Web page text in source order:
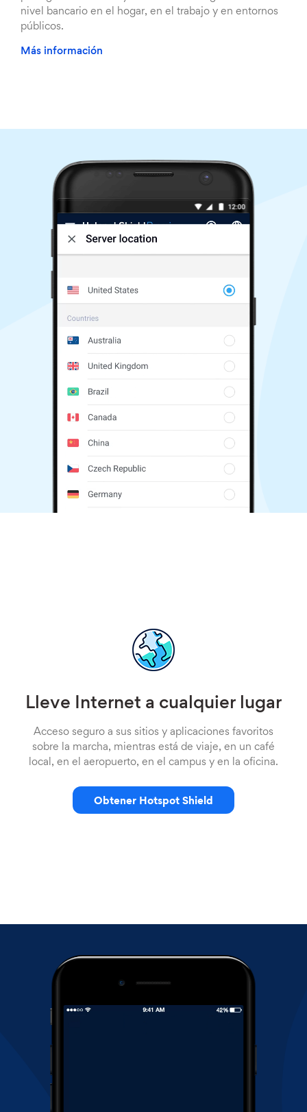
nivel bancario en el hogar, en el trabajo y en entornos
públicos.
Más información
Lleve Internet a cualquier lugar
Acceso seguro a sus sitios y aplicaciones favoritos
sobre la marcha, mientras está de viaje, en un café
local, en el aeropuerto, en el campus y en la oficina.
Obtener Hotspot Shield